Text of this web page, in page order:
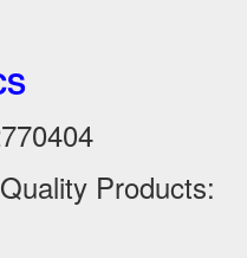
Products: